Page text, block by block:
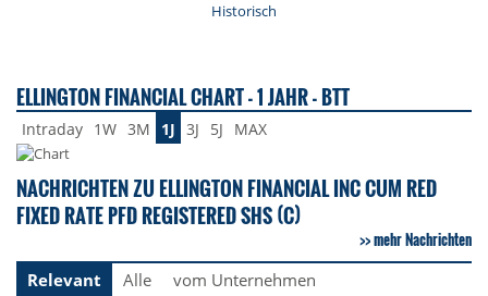
Historisch
ELLINGTON FINANCIAL CHART - 1 JAHR - BTT
Intraday 1W 3M 1J 3J 5J MAX
NACHRICHTEN ZU ELLINGTON FINANCIAL INC CUM RED
FIXED RATE PFD REGISTERED SHS (C)
mehr Nachrichten
Relevant
Alle vom Unternehmen